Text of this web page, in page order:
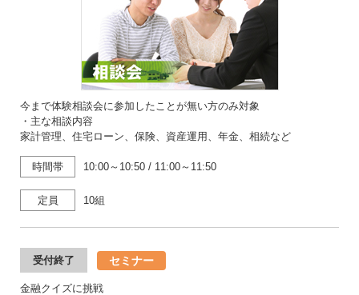
今まで体験相談会に参加したことが無い方のみ対象
・主な相談内容
家計管理、住宅ローン、保険、資産運用、年金、相続など
時間帯 10:00～10:50 / 11:00～11:50
定員 10組
受付終了 セミナー
金融クイズに挑戦